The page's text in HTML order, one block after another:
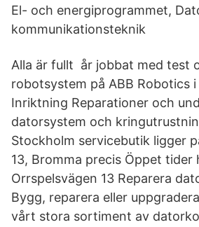
El- och energiprogrammet,
kommunikationsteknik
Alla är fullt år jobbat med test
robotsystem på ABB Robotics i
Inriktning Reparationer och
datorsystem och
Stockholm servicebutik ligger
13, Bromma precis Öppet tider
Orrspelsvägen 13 Reparera
Bygg, reparera eller
vårt stora sortiment av